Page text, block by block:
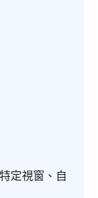
定視窗、自